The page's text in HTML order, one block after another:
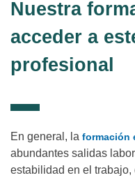
Nuestra
acceder a
profesional
En general, la formación
abundantes salidas
estabilidad en el